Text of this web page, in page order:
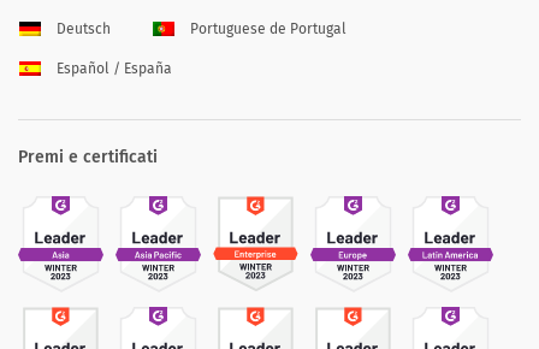
Deutsch Portuguese de Portugal
Español / España
Premi e certificati